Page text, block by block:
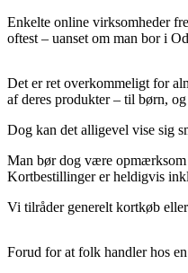
Enkelte online virksomheder
oftest – uanset om man bor i
Det er ret overkommeligt for
af deres produkter – til børn,
Dog kan det alligevel vise sig
Man bør dog være opmærksom
Kortbestillinger er heldigvis
Vi tilråder generelt kortkøb
Forud for at folk handler hos